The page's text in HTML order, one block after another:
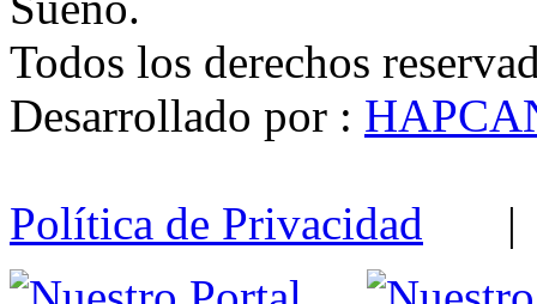
Todos los derechos
Desarrollado por :
Política de Privacidad